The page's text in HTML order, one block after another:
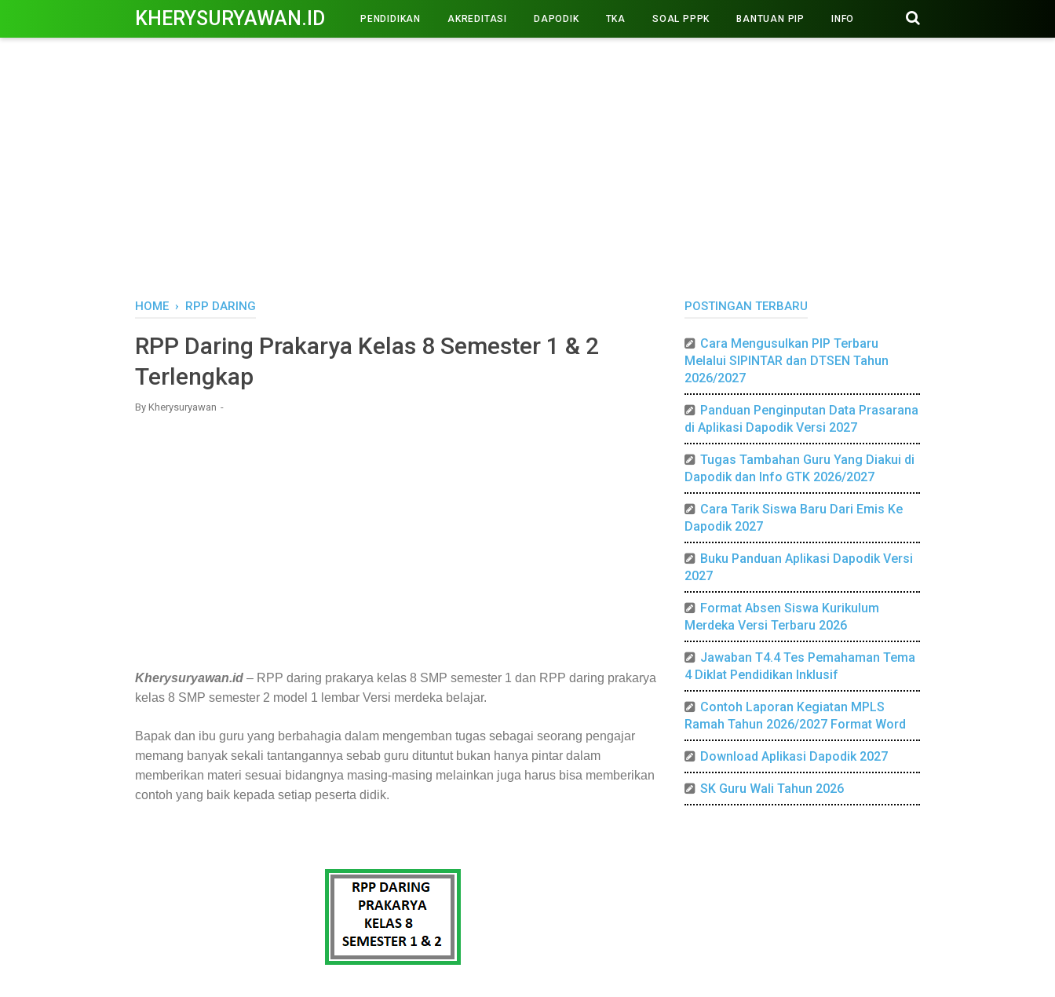
KHERYSURYAWAN.ID PENDIDIKAN AKREDITASI DAPODIK TKA SOAL PPPK BANTUAN PIP INFO
HOME › RPP DARING
RPP Daring Prakarya Kelas 8 Semester 1 & 2
Terlengkap
By Kherysuryawan
Kherysuryawan.id – RPP daring prakarya kelas 8 SMP semester 1 dan RPP daring prakarya
kelas 8 SMP semester 2 model 1 lembar Versi merdeka belajar.
Bapak dan ibu guru yang berbahagia dalam mengemban tugas sebagai seorang pengajar
memang banyak sekali tantangannya sebab guru dituntut bukan hanya pintar dalam
memberikan materi sesuai bidangnya masing-masing melainkan juga harus bisa memberikan
contoh yang baik kepada setiap peserta didik.
POSTINGAN TERBARU
Cara Mengusulkan PIP Terbaru
Melalui SIPINTAR dan DTSEN Tahun
2026/2027
Panduan Penginputan Data Prasarana
di Aplikasi Dapodik Versi 2027
Tugas Tambahan Guru Yang Diakui di
Dapodik dan Info GTK 2026/2027
Cara Tarik Siswa Baru Dari Emis Ke
Dapodik 2027
Buku Panduan Aplikasi Dapodik Versi
2027
Format Absen Siswa Kurikulum
Merdeka Versi Terbaru 2026
Jawaban T4.4 Tes Pemahaman Tema
4 Diklat Pendidikan Inklusif
Contoh Laporan Kegiatan MPLS
Ramah Tahun 2026/2027 Format Word
Download Aplikasi Dapodik 2027
SK Guru Wali Tahun 2026